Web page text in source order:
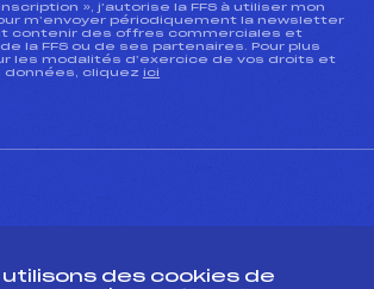
», j’autorise la FFS à utiliser mon
m’envoyer périodiquement la newsletter
contenir des offres commerciales et
la FFS ou de ses partenaires. Pour plus
les modalités d’exercice de vos droits et
données, cliquez ici
utilisons des cookies de